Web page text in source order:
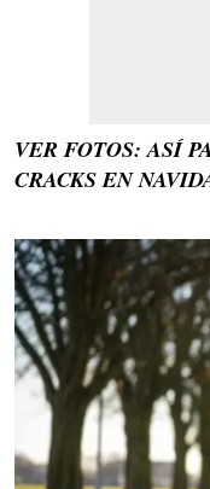
VER FOTOS: ASÍ
CRACKS EN